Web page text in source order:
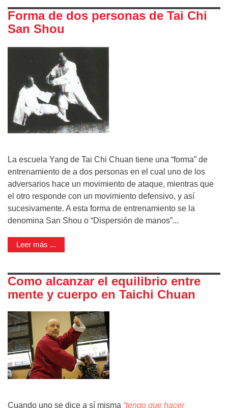
Forma de dos personas de Tai Chi
San Shou
La escuela Yang de Tai Chi Chuan tiene una “forma” de
entrenamiento de a dos personas en el cual uno de los
adversarios hace un movimiento de ataque, mientras que
el otro responde con un movimiento defensivo, y así
sucesivamente. A esta forma de entrenamiento se la
denomina San Shou o “Dispersión de manos”...
Leer más ...
Como alcanzar el equilibrio entre
mente y cuerpo en Taichi Chuan
Cuando uno se dice a sí misma “tengo que hacer